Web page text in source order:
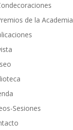
de la Academia
Sesiones